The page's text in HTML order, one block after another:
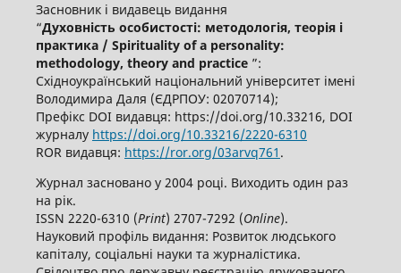
Засновник і видавець видання
“Духовність особистості: методологія, теорія і
практика / Spirituality of a personality:
methodology, theory and practice ”:
Східноукраїнський національний університет імені
Володимира Даля (ЄДРПОУ: 02070714);
Префікс DOI видавця: https://doi.org/10.33216, DOI
журналу https://doi.org/10.33216/2220-6310
ROR видавця: https://ror.org/03arvq761 .
Журнал засновано у 2004 році. Виходить один раз
на рік.
ISSN 2220-6310 (Print) 2707-7292 (Online).
Науковий профіль видання: Розвиток людського
капіталу, соціальні науки та журналістика.